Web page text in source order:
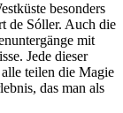
besonders
de Sóller. Auch die
mit
Jede dieser
teilen die Magie
das man als